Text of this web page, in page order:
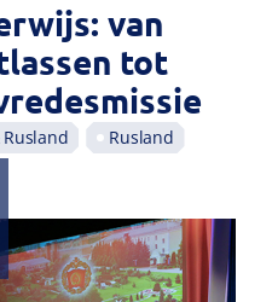
van
tot
Rusland